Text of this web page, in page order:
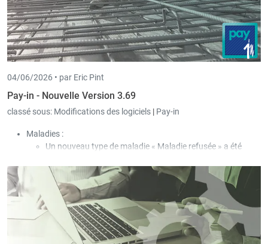
04/06/2026 • par Eric Pint
Pay-in - Nouvelle Version 3.69
classé sous: Modifications des logiciels | Pay-in
Maladies :
Un nouveau type de maladie « Maladie refusée » a été
Dans ce cas, afin que l’employeur ne doive rien débourser,
le type de paiement « Indemnisation par la CNS » est
utilisé, même si la CNS ne verse aucune contribution au
salarié.
Ces jours de maladie ne sont pris en compte ni pour le
régime des 77 jours ni pour celui des 546 jours. La maladie